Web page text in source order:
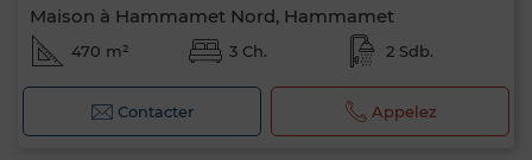
Maison à Hammamet Nord, Hammamet
470 m² 3 Ch. 2 Sdb.
Contacter Appelez